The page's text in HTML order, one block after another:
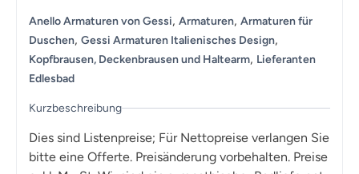
Anello Armaturen von Gessi, Armaturen, Armaturen für
Duschen, Gessi Armaturen Italienisches Design,
Kopfbrausen, Deckenbrausen und Haltearm, Lieferanten
Edlesbad
Kurzbeschreibung
Dies sind Listenpreise; Für Nettopreise verlangen Sie
bitte eine Offerte. Preisänderung vorbehalten. Preise